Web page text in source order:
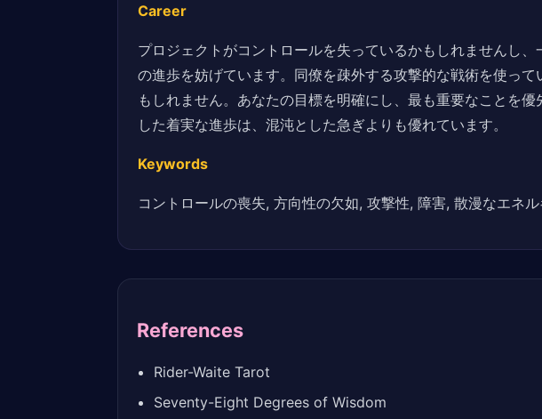
Career
プロジェクトがコントロールを失っているかもしれませんし
の進歩を妨げています。同僚を疎外する攻撃的な戦術を使っ
もしれません。あなたの目標を明確にし、最も重要なことを
した着実な進歩は、混沌とした急ぎよりも優れています。
Keywords
コントロールの喪失, 方向性の欠如, 攻撃性, 障害, 散漫なエネ
References
Rider-Waite Tarot
Seventy-Eight Degrees of Wisdom